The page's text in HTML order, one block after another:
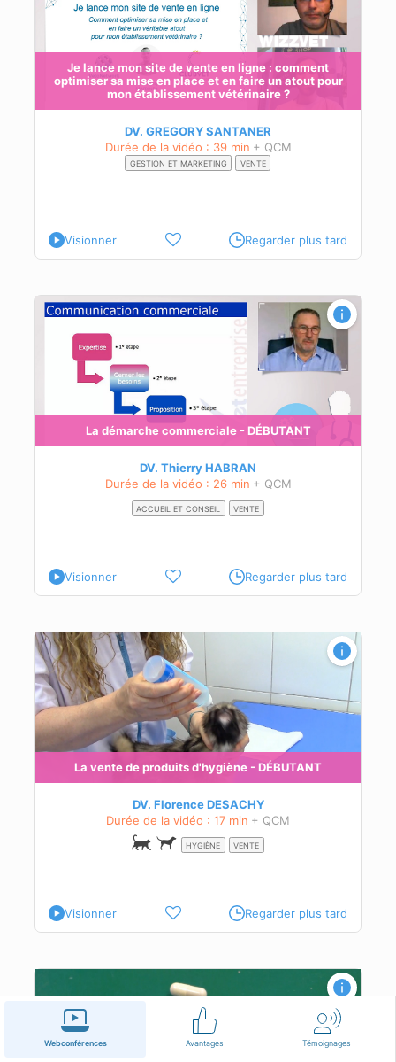
Webconférences Avantages Témoignages
Je lance mon site de vente en ligne : comment
optimiser sa mise en place et en faire un atout pour
mon établissement vétérinaire ?
DV. GREGORY SANTANER
Durée de la vidéo : 39 min + QCM
GESTION ET MARKETING VENTE
Visionner Regarder plus tard
La démarche commerciale - DÉBUTANT
DV. Thierry HABRAN
Durée de la vidéo : 26 min + QCM
ACCUEIL ET CONSEIL VENTE
Visionner Regarder plus tard
La vente de produits d'hygiène - DÉBUTANT
DV. Florence DESACHY
Durée de la vidéo : 17 min + QCM
HYGIÈNE VENTE
Visionner Regarder plus tard